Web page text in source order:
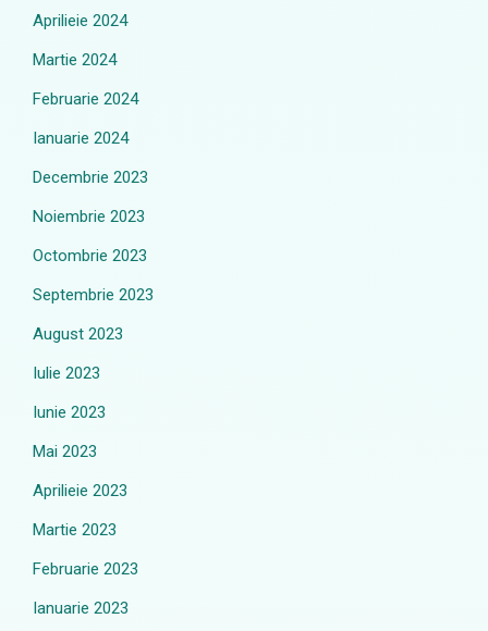
Aprilieie 2024
Martie 2024
Februarie 2024
Ianuarie 2024
Decembrie 2023
Noiembrie 2023
Octombrie 2023
Septembrie 2023
August 2023
Iulie 2023
Iunie 2023
Mai 2023
Aprilieie 2023
Martie 2023
Februarie 2023
Ianuarie 2023